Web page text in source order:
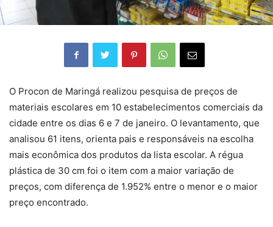
O Procon de Maringá realizou pesquisa de preços de
materiais escolares em 10 estabelecimentos comerciais da
cidade entre os dias 6 e 7 de janeiro. O levantamento, que
analisou 61 itens, orienta pais e responsáveis na escolha
mais econômica dos produtos da lista escolar. A régua
plástica de 30 cm foi o item com a maior variação de
preços, com diferença de 1.952% entre o menor e o maior
preço encontrado.